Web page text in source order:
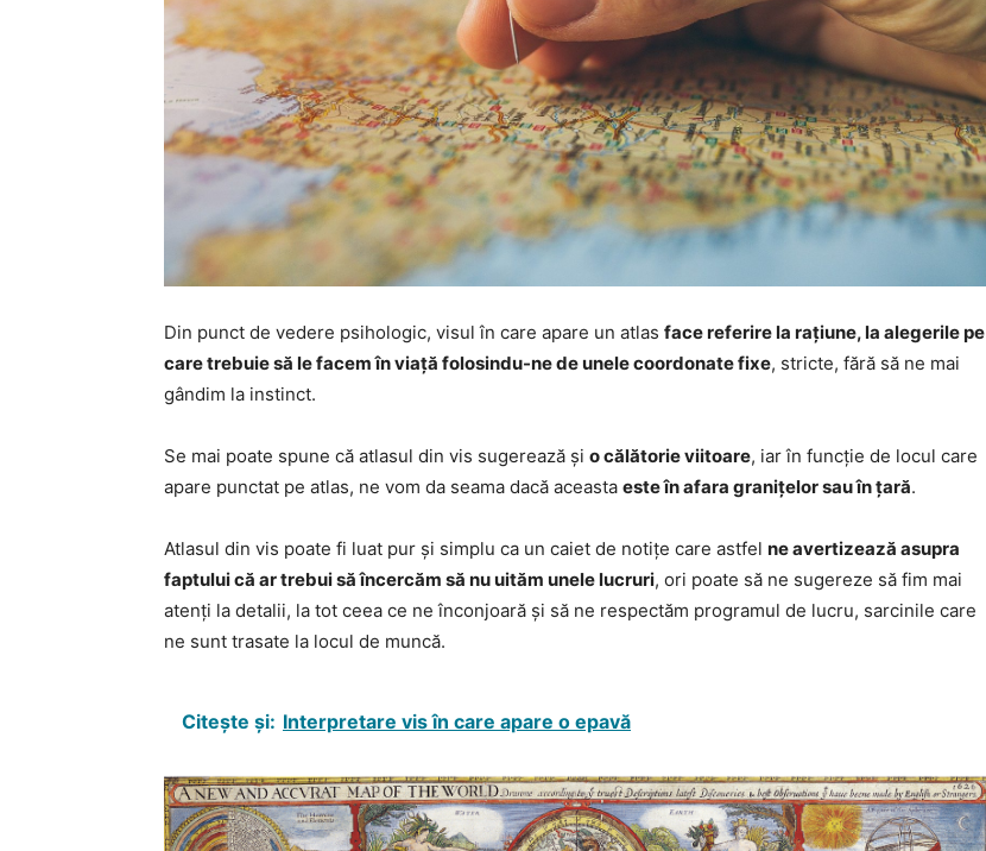
Din punct de vedere psihologic, visul în care apare un atlas face referire la rațiune, la alegerile pe
care trebuie să le facem în viață folosindu-ne de unele coordonate fixe, stricte, fără să ne mai
gândim la instinct.
Se mai poate spune că atlasul din vis sugerează și o călătorie viitoare, iar în funcție de locul care
apare punctat pe atlas, ne vom da seama dacă aceasta este în afara granițelor sau în țară.
Atlasul din vis poate fi luat pur și simplu ca un caiet de notițe care astfel ne avertizează asupra
faptului că ar trebui să încercăm să nu uităm unele lucruri, ori poate să ne sugereze să fim mai
atenți la detalii, la tot ceea ce ne înconjoară și să ne respectăm programul de lucru, sarcinile care
ne sunt trasate la locul de muncă.
Citește și: Interpretare vis în care apare o epavă